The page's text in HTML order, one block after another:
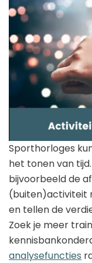
Activity tracker
Smartwatches
Horloge voor
Golfhorloge
Accessoires
Vergelijk
Reviews
Amazfit
Apple
Garmin
Huawei
Polar
Samsung
Suunto
Wahoo
Nieuws
Persbericht
Training
Contact
Sporthorloges
het tonen van tijd.
bijvoorbeeld de
(buiten)activiteit
en tellen de
Zoek je meer
analysefuncties